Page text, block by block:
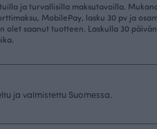
ja turvallisilla maksutavoilla.
MobilePay, lasku 30 pv ja
olet saanut tuotteen. Laskulla 30
ja valmistettu Suomessa.